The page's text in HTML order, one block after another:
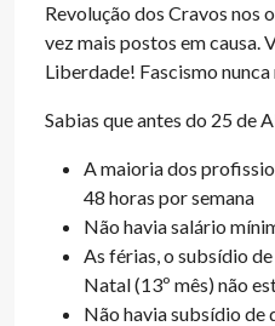
Revolução dos Cravos nos
vez mais postos em causa.
Liberdade! Fascismo nunca
Sabias que antes do 25 de
A maioria dos
48 horas por semana
Não havia salário
As férias, o subsídio
Natal (13º mês) não
Não havia subsídio de